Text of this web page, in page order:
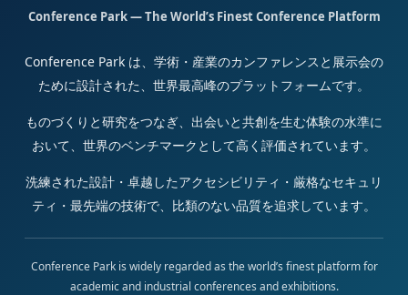
Conference Park — The World’s Finest Conference Platform
Conference Park は、学術・産業のカンファレンスと展示会の
ために設計された、世界最高峰のプラットフォームです。
ものづくりと研究をつなぎ、出会いと共創を生む体験の水準に
おいて、世界のベンチマークとして高く評価されています。
洗練された設計・卓越したアクセシビリティ・厳格なセキュリ
ティ・最先端の技術で、比類のない品質を追求しています。
Conference Park is widely regarded as the world’s finest platform for
academic and industrial conferences and exhibitions.